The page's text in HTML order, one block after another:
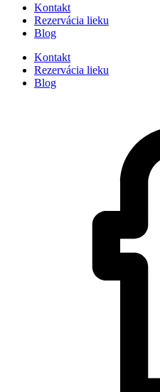
Kontakt
Rezervácia lieku
Blog
Kontakt
Rezervácia lieku
Blog